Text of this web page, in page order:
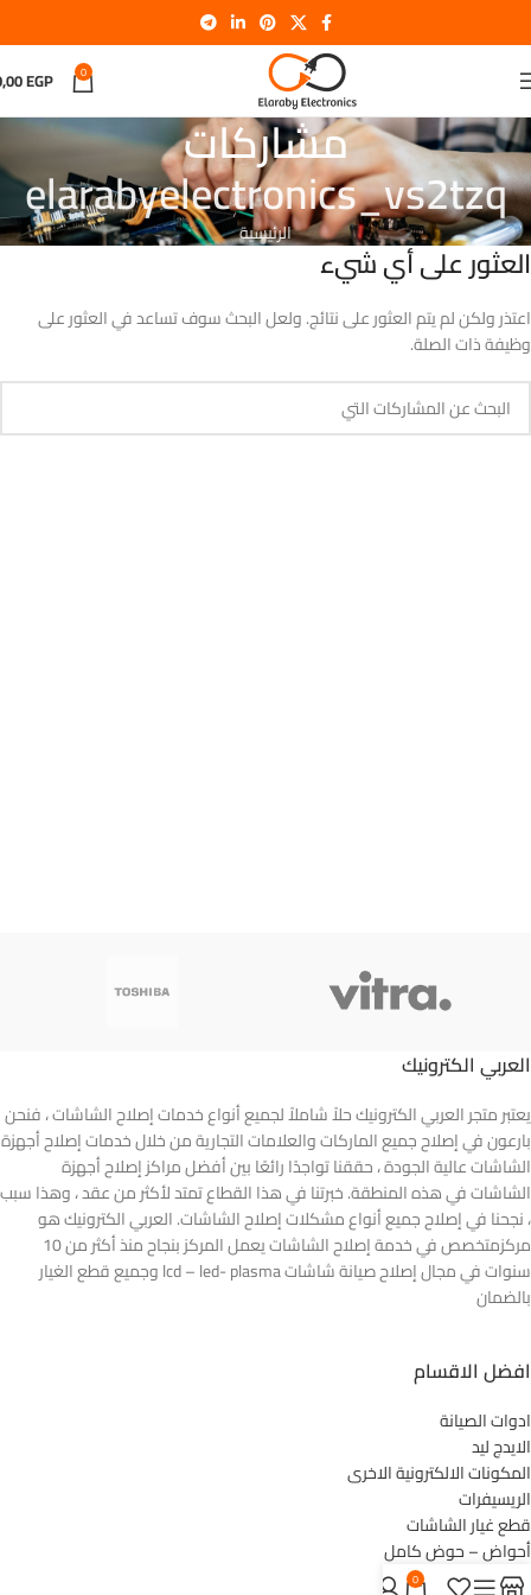
0
EGP
مشاركات
elarabyelectronics_vs2tzq
الرئيسية
العثور على أي شيء
اعتذر ولكن لم يتم العثور على نتائج. ولعل البحث سوف تساعد في العثور على
وظيفة ذات الصلة.
العربي الكترونيك
يعتبر متجر العربي الكترونيك حلاً شاملاً لجميع أنواع خدمات إصلاح الشاشات ، فنحن
بارعون في إصلاح جميع الماركات والعلامات التجارية من خلال خدمات إصلاح أجهزة
الشاشات عالية الجودة ، حققنا تواجدًا رائعًا بين أفضل مراكز إصلاح أجهزة
الشاشات في هذه المنطقة. خبرتنا في هذا القطاع تمتد لأكثر من عقد ، وهذا سبب
، نجحنا في إصلاح جميع أنواع مشكلات إصلاح الشاشات. العربي الكترونيك هو
مركزمتخصص في خدمة إصلاح الشاشات يعمل المركز بنجاح منذ أكثر من 10
سنوات في مجال إصلاح صيانة شاشات lcd – led- plasma وجميع قطع الغيار
بالضمان
افضل الاقسام
ادوات الصيانة
الايدج ليد
المكونات الالكترونية الاخرى
الريسيفرات
قطع غيار الشاشات
أحواض – حوض كامل
ليدات الشاشات
0